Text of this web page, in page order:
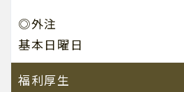
◎外注
基本日曜日
福利厚生